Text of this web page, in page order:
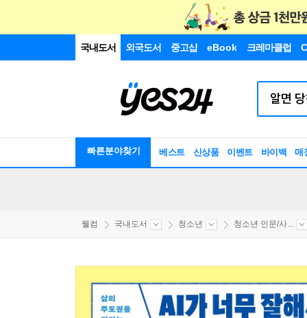
국내도서 외국도서 중고샵 eBook 크레마클럽
빠른분야찾기 베스트 신상품 이벤트 바이백 매
웰컴 국내도서 청소년 청소년 인문/사...